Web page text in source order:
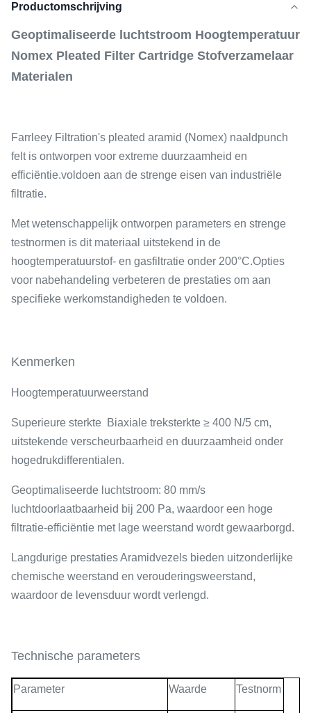
Productomschrijving
Geoptimaliseerde luchtstroom Hoogtemperatuur
Nomex Pleated Filter Cartridge Stofverzamelaar
Materialen
Farrleey Filtration's pleated aramid (Nomex) naaldpunch
felt is ontworpen voor extreme duurzaamheid en
efficiëntie.voldoen aan de strenge eisen van industriële
filtratie.
Met wetenschappelijk ontworpen parameters en strenge
testnormen is dit materiaal uitstekend in de
hoogtemperatuurstof- en gasfiltratie onder 200°C.Opties
voor nabehandeling verbeteren de prestaties om aan
specifieke werkomstandigheden te voldoen.
Kenmerken
Hoogtemperatuurweerstand
Superieure sterkte ️ Biaxiale treksterkte ≥ 400 N/5 cm,
uitstekende verscheurbaarheid en duurzaamheid onder
hogedrukdifferentialen.
Geoptimaliseerde luchtstroom: 80 mm/s
luchtdoorlaatbaarheid bij 200 Pa, waardoor een hoge
filtratie-efficiëntie met lage weerstand wordt gewaarborgd.
Langdurige prestaties Aramidvezels bieden uitzonderlijke
chemische weerstand en verouderingsweerstand,
waardoor de levensduur wordt verlengd.
Technische parameters
Parameter Waarde Testnorm